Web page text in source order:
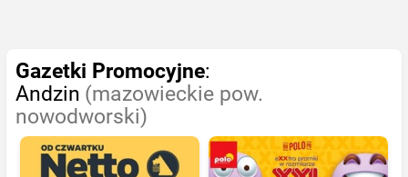
Gazetki Promocyjne:
Andzin (mazowieckie pow.
nowodworski)